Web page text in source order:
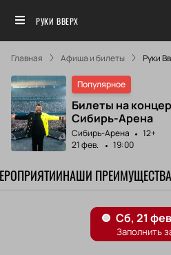
РУКИ ВВЕРХ
Главная Афиша и билеты Руки
Популярное
Билеты на
Сибирь-Арена
Сибирь-Арена
12+
21 фев.
19:00
НАШИ ПРЕИМУЩЕСТВА